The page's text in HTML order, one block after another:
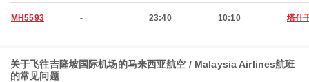
MH5593 - 23:40 10:10 塔什
关于飞往吉隆坡国际机场的马来西亚航空 / Malaysia Airlines航班
的常见问题